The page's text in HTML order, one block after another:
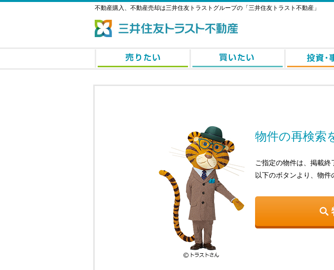
不動産購入、不動産売却は三井住友トラストグループの「三井住友トラスト不動産」
物件の再検索
ご指定の物件は、掲載終
以下のボタンより、物件